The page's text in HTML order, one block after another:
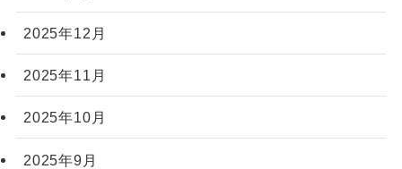
2025年12月
2025年11月
2025年10月
2025年9月